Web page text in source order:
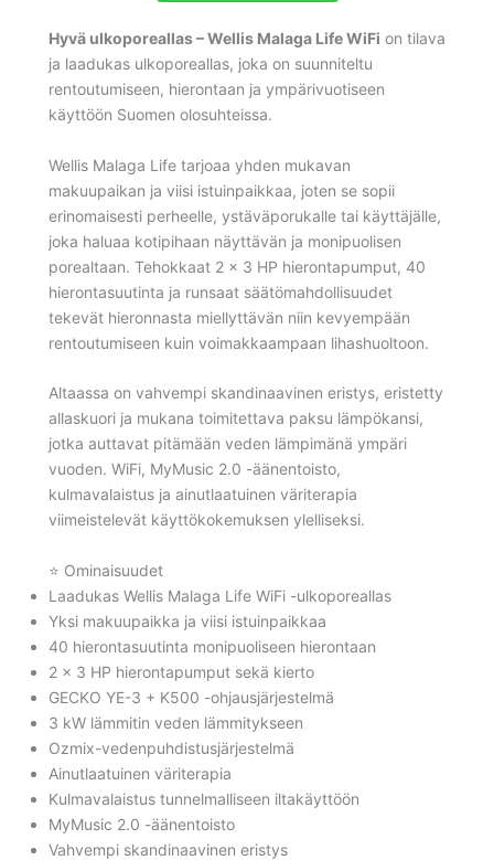
Hyvä ulkoporeallas – Wellis Malaga Life WiFi on tilava
ja laadukas ulkoporeallas, joka on suunniteltu
rentoutumiseen, hierontaan ja ympärivuotiseen
käyttöön Suomen olosuhteissa.
Wellis Malaga Life tarjoaa yhden mukavan
makuupaikan ja viisi istuinpaikkaa, joten se sopii
erinomaisesti perheelle, ystäväporukalle tai käyttäjälle,
joka haluaa kotipihaan näyttävän ja monipuolisen
porealtaan. Tehokkaat 2 × 3 HP hierontapumput, 40
hierontasuutinta ja runsaat säätömahdollisuudet
tekevät hieronnasta miellyttävän niin kevyempään
rentoutumiseen kuin voimakkaampaan lihashuoltoon.
Altaassa on vahvempi skandinaavinen eristys, eristetty
allaskuori ja mukana toimitettava paksu lämpökansi,
jotka auttavat pitämään veden lämpimänä ympäri
vuoden. WiFi, MyMusic 2.0 -äänentoisto,
kulmavalaistus ja ainutlaatuinen väriterapia
viimeistelevät käyttökokemuksen ylelliseksi.
⭐ Ominaisuudet
Laadukas Wellis Malaga Life WiFi -ulkoporeallas
Yksi makuupaikka ja viisi istuinpaikkaa
40 hierontasuutinta monipuoliseen hierontaan
2 × 3 HP hierontapumput sekä kierto
GECKO YE-3 + K500 -ohjausjärjestelmä
3 kW lämmitin veden lämmitykseen
Ozmix-vedenpuhdistusjärjestelmä
Ainutlaatuinen väriterapia
Kulmavalaistus tunnelmalliseen iltakäyttöön
MyMusic 2.0 -äänentoisto
Vahvempi skandinaavinen eristys